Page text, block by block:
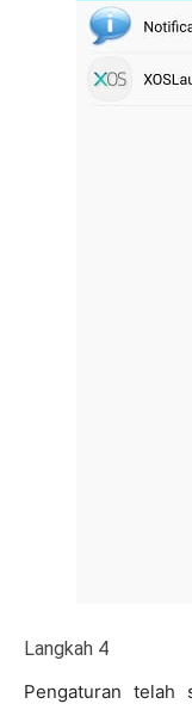
Langkah 4
Pengaturan telah